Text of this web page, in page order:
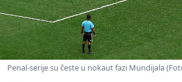
Penal-serije su česte u nokaut fazi Mundijala